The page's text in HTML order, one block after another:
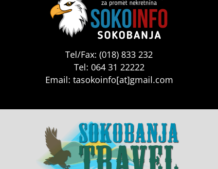
Tel/Fax: (018) 833 232
Tel: 064 31 22222
Email: tasokoinfo[at]gmail.com